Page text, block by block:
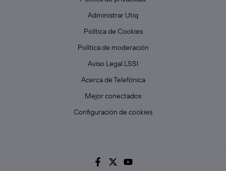
Administrar Utiq
Política de Cookies
Política de moderación
Aviso Legal LSSI
Acerca de Telefónica
Mejor conectados
Configuración de cookies